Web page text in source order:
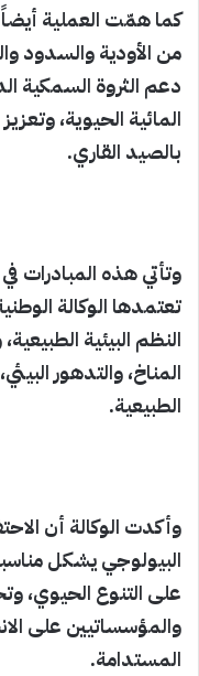
كما همّت العملية
من الأودية والسدود
دعم الثروة السمكية
المائية الحيوية،
بالصيد القاري.
وتأتي هذه المبادرات
تعتمدها الوكالة
النظم البيئية
المناخ، والتدهور
الطبيعية.
وأكدت الوكالة أن
البيولوجي يشكل
على التنوع الحيوي،
والمؤسساتيين على
المستدامة.